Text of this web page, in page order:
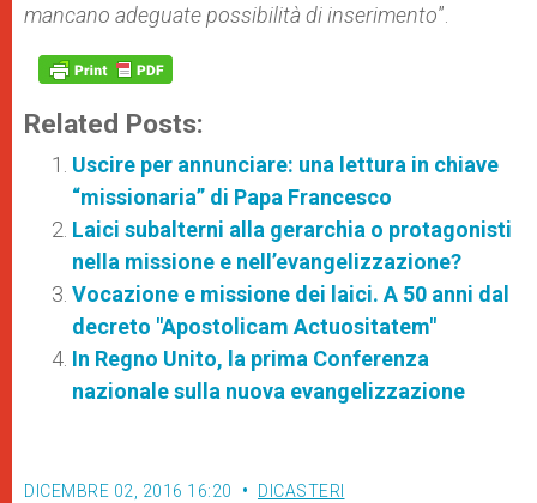
mancano adeguate possibilità di inserimento”.
Related Posts:
Uscire per annunciare: una lettura in chiave
“missionaria” di Papa Francesco
Laici subalterni alla gerarchia o protagonisti
nella missione e nell’evangelizzazione?
Vocazione e missione dei laici. A 50 anni dal
decreto "Apostolicam Actuositatem"
In Regno Unito, la prima Conferenza
nazionale sulla nuova evangelizzazione
DICEMBRE 02, 2016 16:20 DICASTERI